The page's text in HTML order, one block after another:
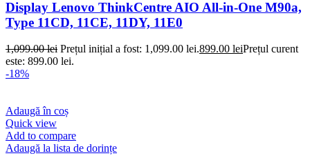
Display Lenovo ThinkCentre AIO All-in-One M90a,
Type 11CD, 11CE, 11DY, 11E0
1,099.00lei Prețul inițial a fost: 1,099.00 lei.899.00 leiPrețul curent
este: 899.00 lei.
-18%
Adaugă în coș
Quick view
Add to compare
Adaugă la lista de dorințe